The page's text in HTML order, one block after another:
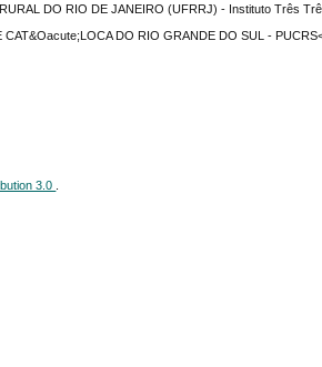
RURAL DO RIO DE JANEIRO (UFRRJ) - Instituto Três
CAT&Oacute;LOCA DO RIO GRANDE DO SUL -
3.0